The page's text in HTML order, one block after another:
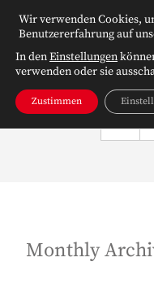
Monthly
Wir verwenden Cookies,
Benutzererfahrung auf
In denEinstellungen
verwenden oder sie
Zustimmen